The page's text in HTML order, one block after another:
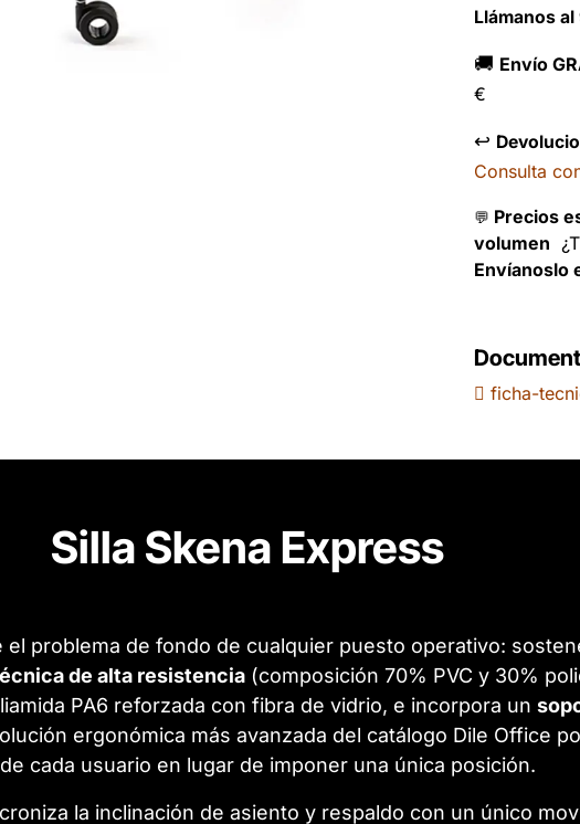
Llámanos
🚚 Envío
€
↩️
Consulta
💬 Precios
volumen
Envíanoslo
ficha-
Silla Skena Express
problema de fondo de cualquier puesto operativo:
de alta resistencia (composición 70% PVC y 30%
PA6 reforzada con fibra de vidrio, e incorpora un
ergonómica más avanzada del catálogo Dile Office
cada usuario en lugar de imponer una única posición.
la inclinación de asiento y respaldo con un único